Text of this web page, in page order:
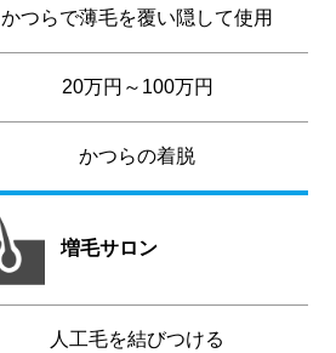
かつらで薄毛を覆い隠して使用
20万円～100万円
かつらの着脱
増毛サロン
人工毛を結びつける